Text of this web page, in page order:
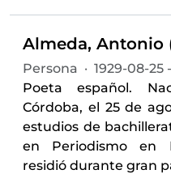
Almeda, Antonio
Persona · 1929-08-25
Poeta español.
Córdoba, el 25 de
estudios de
en Periodismo en
residió durante gran